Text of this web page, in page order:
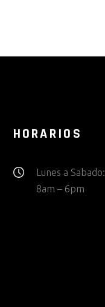
HORARIOS
Lunes a Sabado:
8am – 6pm